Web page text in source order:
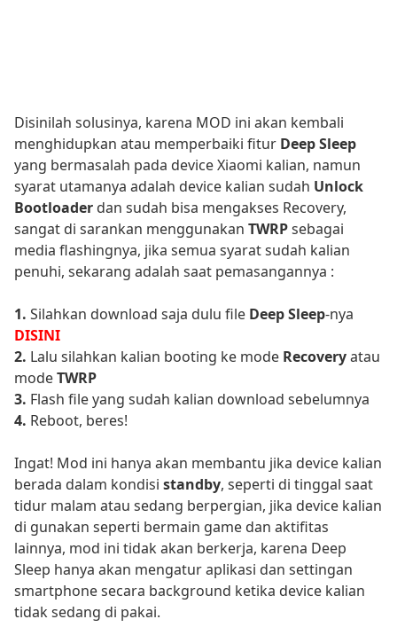
Disinilah solusinya, karena MOD ini akan kembali
menghidupkan atau memperbaiki fitur Deep Sleep
yang bermasalah pada device Xiaomi kalian, namun
syarat utamanya adalah device kalian sudah Unlock
Bootloader dan sudah bisa mengakses Recovery,
sangat di sarankan menggunakan TWRPsebagai
media flashingnya, jika semua syarat sudah kalian
penuhi, sekarang adalah saat pemasangannya :
1. Silahkan download saja dulu file Deep Sleep-nya
DISINI
2. Lalu silahkan kalian booting ke mode Recoveryatau
modeTWRP
3. Flash file yang sudah kalian download sebelumnya
4. Reboot, beres!
Ingat! Mod ini hanya akan membantu jika device kalian
berada dalam kondisi standby, seperti di tinggal saat
tidur malam atau sedang berpergian, jika device kalian
di gunakan seperti bermain game dan aktifitas
lainnya, mod ini tidak akan berkerja, karena Deep
Sleep hanya akan mengatur aplikasi dan settingan
smartphone secara background ketika device kalian
tidak sedang di pakai.